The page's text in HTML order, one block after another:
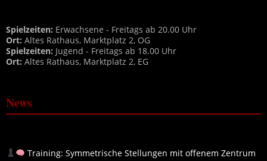
Spielzeiten: Erwachsene - Freitags ab 20.00 Uhr
Ort: Altes Rathaus, Marktplatz 2, OG
Spielzeiten: Jugend - Freitags ab 18.00 Uhr
Ort: Altes Rathaus, Marktplatz 2, EG
News
Training: Symmetrische Stellungen mit offenem Zentrum